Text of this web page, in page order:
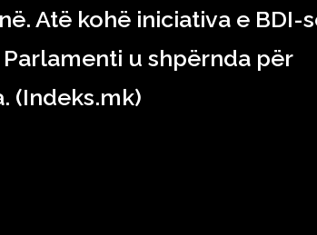
Atë kohë iniciativa e BDI-
u shpërnda për
(Indeks.mk)